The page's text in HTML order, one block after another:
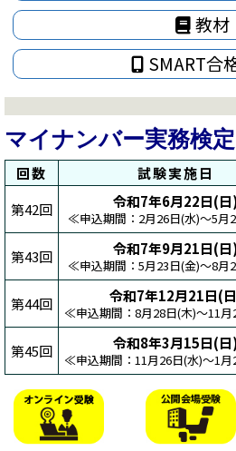
教材
SMART合
マイナンバー実務検定
回数
試験実施日
第42回
令和7年6月22日(
≪申込期間：2月26日(水)～5月
第43回 令和7年9月21日(
≪申込期間：5月23日(金)～8月
第44回 令和7年12月21日(
≪申込期間：8月28日(木)～11
第45回 令和8年3月15日(
≪申込期間：11月26日(水)～1